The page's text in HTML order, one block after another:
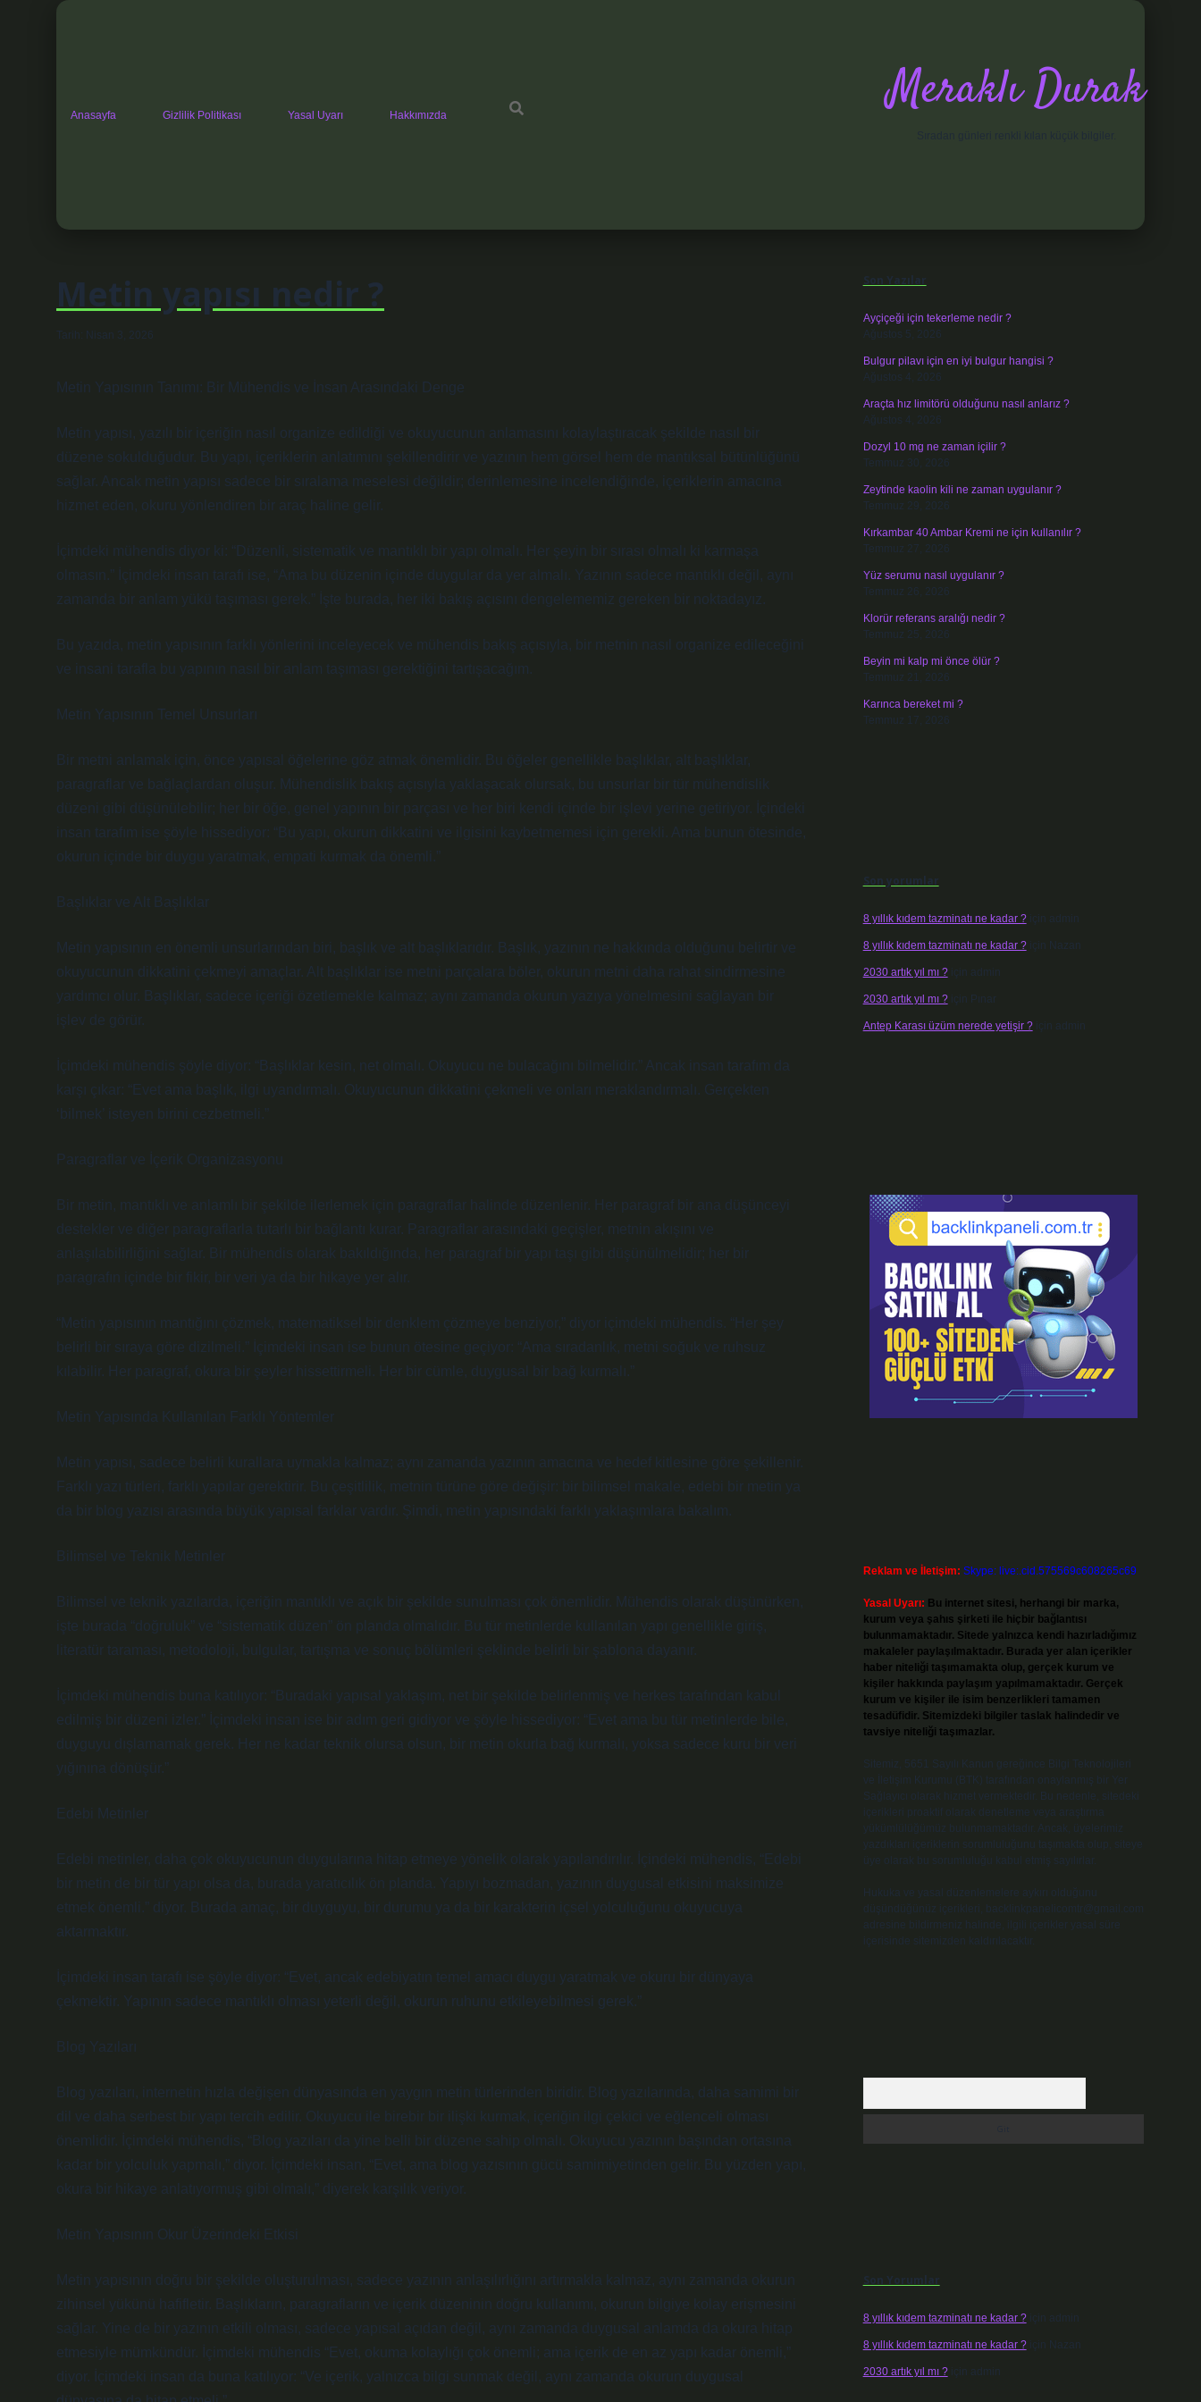
Anasayfa Gizlilik Politikası Yasal Uyarı Hakkımızda Meraklı Durak
Metin yapısı nedir ?
Tarih: Nisan 3, 2026
Metin Yapısının Tanımı: Bir Mühendis ve İnsan Arasındaki Denge
Metin yapısı, yazılı bir içeriğin nasıl organize edildiği ve okuyucunun anlamasını kolaylaştıracak şekilde nasıl bir
düzene sokulduğudur. Bu yapı, içeriklerin anlatımını şekillendirir ve yazının hem görsel hem de mantıksal bütünlüğünü
sağlar. Ancak metin yapısı sadece bir sıralama meselesi değildir; derinlemesine incelendiğinde, içeriklerin amacına
hizmet eden, okuru yönlendiren bir araç haline gelir.
İçimdeki mühendis diyor ki: “Düzenli, sistematik ve mantıklı bir yapı olmalı. Her şeyin bir sırası olmalı ki karmaşa
olmasın.” İçimdeki insan tarafı ise, “Ama bu düzenin içinde duygular da yer almalı. Yazının sadece mantıklı değil, aynı
zamanda bir anlam yükü taşıması gerek.” İşte burada, her iki bakış açısını dengelememiz gereken bir noktadayız.
Bu yazıda, metin yapısının farklı yönlerini inceleyecek ve mühendis bakış açısıyla, bir metnin nasıl organize edileceğini
ve insani tarafla bu yapının nasıl bir anlam taşıması gerektiğini tartışacağım.
Metin Yapısının Temel Unsurları
Bir metni anlamak için, önce yapısal öğelerine göz atmak önemlidir. Bu öğeler genellikle başlıklar, alt başlıklar,
paragraflar ve bağlaçlardan oluşur. Mühendislik bakış açısıyla yaklaşacak olursak, bu unsurlar bir tür mühendislik
düzeni gibi düşünülebilir; her bir öğe, genel yapının bir parçası ve her biri kendi içinde bir işlevi yerine getiriyor. İçindeki
insan tarafım ise şöyle hissediyor: “Bu yapı, okurun dikkatini ve ilgisini kaybetmemesi için gerekli. Ama bunun ötesinde,
okurun içinde bir duygu yaratmak, empati kurmak da önemli.”
Başlıklar ve Alt Başlıklar
Metin yapısının en önemli unsurlarından biri, başlık ve alt başlıklarıdır. Başlık, yazının ne hakkında olduğunu belirtir ve
okuyucunun dikkatini çekmeyi amaçlar. Alt başlıklar ise metni parçalara böler, okurun metni daha rahat sindirmesine
yardımcı olur. Başlıklar, sadece içeriği özetlemekle kalmaz; aynı zamanda okurun yazıya yönelmesini sağlayan bir
işlev de görür.
İçimdeki mühendis şöyle diyor: “Başlıklar kesin, net olmalı. Okuyucu ne bulacağını bilmelidir.” Ancak insan tarafım da
karşı çıkar: “Evet ama başlık, ilgi uyandırmalı. Okuyucunun dikkatini çekmeli ve onları meraklandırmalı. Gerçekten
‘bilmek’ isteyen birini cezbetmeli.”
Paragraflar ve İçerik Organizasyonu
Bir metin, mantıklı ve anlamlı bir şekilde ilerlemek için paragraflar halinde düzenlenir. Her paragraf bir ana düşünceyi
destekler ve diğer paragraflarla tutarlı bir bağlantı kurar. Paragraflar arasındaki geçişler, metnin akışını ve
anlaşılabilirliğini sağlar. Bir mühendis olarak bakıldığında, her paragraf bir yapı taşı gibi düşünülmelidir; her bir
paragrafın içinde bir fikir, bir veri ya da bir hikaye yer alır.
“Metin yapısının mantığını çözmek, matematiksel bir denklem çözmeye benziyor,” diyor içimdeki mühendis. “Her şey
belirli bir sıraya göre dizilmeli.” İçimdeki insan ise bunun ötesine geçiyor: “Ama sıradanlık, metni soğuk ve ruhsuz
kılabilir. Her paragraf, okura bir şeyler hissettirmeli. Her bir cümle, duygusal bir bağ kurmalı.”
Metin Yapısında Kullanılan Farklı Yöntemler
Metin yapısı, sadece belirli kurallara uymakla kalmaz; aynı zamanda yazının amacına ve hedef kitlesine göre şekillenir.
Farklı yazı türleri, farklı yapılar gerektirir. Bu çeşitlilik, metnin türüne göre değişir: bir bilimsel makale, edebi bir metin ya
da bir blog yazısı arasında büyük yapısal farklar vardır. Şimdi, metin yapısındaki farklı yaklaşımlara bakalım.
Bilimsel ve Teknik Metinler
Bilimsel ve teknik yazılarda, içeriğin mantıklı ve açık bir şekilde sunulması çok önemlidir. Mühendis olarak düşünürken,
işte burada “doğruluk” ve “sistematik düzen” ön planda olmalıdır. Bu tür metinlerde kullanılan yapı genellikle giriş,
literatür taraması, metodoloji, bulgular, tartışma ve sonuç bölümleri şeklinde belirli bir şablona dayanır.
İçimdeki mühendis buna katılıyor: “Buradaki yapısal yaklaşım, net bir şekilde belirlenmiş ve herkes tarafından kabul
edilmiş bir düzeni izler.” İçimdeki insan ise bir adım geri gidiyor ve şöyle hissediyor: “Evet ama bu tür metinlerde bile,
duyguyu dışlamamak gerek. Her ne kadar teknik olursa olsun, bir metin okurla bağ kurmalı, yoksa sadece kuru bir veri
yığınına dönüşür.”
Edebi Metinler
Edebi metinler, daha çok okuyucunun duygularına hitap etmeye yönelik olarak yapılandırılır. İçindeki mühendis, “Edebi
bir metin de bir tür yapı olsa da, burada yaratıcılık ön planda. Yapıyı bozmadan, yazının duygusal etkisini maksimize
etmek önemli.” diyor. Burada amaç, bir duyguyu, bir durumu ya da bir karakterin içsel yolculuğunu okuyucuya
aktarmaktır.
İçimdeki insan tarafı ise şöyle diyor: “Evet, ancak edebiyatın temel amacı duygu yaratmak ve okuru bir dünyaya
çekmektir. Yapının sadece mantıklı olması yeterli değil, okurun ruhunu etkileyebilmesi gerek.”
Blog Yazıları
Blog yazıları, internetin hızla değişen dünyasında en yaygın metin türlerinden biridir. Blog yazılarında, daha samimi bir
dil ve daha serbest bir yapı tercih edilir. Okuyucu ile birebir bir ilişki kurmak, içeriğin ilgi çekici ve eğlenceli olması
önemlidir. İçimdeki mühendis, “Blog yazıları da yine belli bir düzene sahip olmalı. Okuyucu yazının başından ortasına
kadar bir yolculuk yapmalı,” diyor. İçimdeki insan, “Evet, ama blog yazısının gücü samimiyetinden gelir. Bu yüzden yapı,
okura bir hikaye anlatıyormuş gibi olmalı,” diyerek karşılık veriyor.
Metin Yapısının Okur Üzerindeki Etkisi
Metin yapısının doğru bir şekilde oluşturulması, sadece yazının anlaşılırlığını artırmakla kalmaz, aynı zamanda okurun
zihinsel yükünü hafifletir. Başlıkların, paragrafların ve içerik düzeninin doğru kullanımı, okurun bilgiye kolay erişmesini
sağlar. Yine de bir yazının etkili olması, sadece yapısal açıdan değil, aynı zamanda duygusal anlamda da okura hitap
etmesiyle mümkündür. İçimdeki mühendis “Evet, okuma kolaylığı çok önemli; ama içerik de en az yapı kadar önemli,”
diyor. İçimdeki insan da buna katılıyor: “Ve içerik, yalnızca bilgi sunmak değil, aynı zamanda okurun duygusal
Son Yazılar
Ayçiçeği için tekerleme nedir ?
Ağustos 5, 2026
Bulgur pilavı için en iyi bulgur hangisi ?
Ağustos 4, 2026
Araçta hız limitörü olduğunu nasıl anlarız ?
Ağustos 4, 2026
Dozyl 10 mg ne zaman içilir ?
Temmuz 30, 2026
Zeytinde kaolin kili ne zaman uygulanır ?
Temmuz 29, 2026
Kırkambar 40 Ambar Kremi ne için kullanılır ?
Temmuz 27, 2026
Yüz serumu nasıl uygulanır ?
Temmuz 26, 2026
Klorür referans aralığı nedir ?
Temmuz 25, 2026
Beyin mi kalp mi önce ölür ?
Temmuz 21, 2026
Karınca bereket mi ?
Temmuz 17, 2026
Son yorumlar
8 yıllık kıdem tazminatı ne kadar ?için admin
8 yıllık kıdem tazminatı ne kadar ?için Nazan
2030 artık yıl mı ?için admin
2030 artık yıl mı ?için Pınar
Antep Karası üzüm nerede yetişir ?için admin
Reklam ve İletişim: Skype: live:.cid.575569c608265c69
Yasal Uyarı: Bu internet sitesi, herhangi bir marka,
kurum veya şahıs şirketi ile hiçbir bağlantısı
bulunmamaktadır. Sitede yalnızca kendi hazırladığımız
makaleler paylaşılmaktadır. Burada yer alan içerikler
haber niteliği taşımamakta olup, gerçek kurum ve
kişiler hakkında paylaşım yapılmamaktadır. Gerçek
kurum ve kişiler ile isim benzerlikleri tamamen
tesadüfidir. Sitemizdeki bilgiler taslak halindedir ve
tavsiye niteliği taşımazlar.
Sitemiz, 5651 Sayılı Kanun gereğince Bilgi Teknolojileri
ve İletişim Kurumu (BTK) tarafından onaylanmış bir Yer
Sağlayıcı olarak hizmet vermektedir. Bu nedenle, sitedeki
içerikleri proaktif olarak denetleme veya araştırma
yükümlülüğümüz bulunmamaktadır. Ancak, üyelerimiz
yazdıkları içeriklerin sorumluluğunu taşımakta olup, siteye
üye olarak bu sorumluluğu kabul etmiş sayılırlar.
Hukuka ve yasal düzenlemelere aykırı olduğunu
düşündüğünüz içerikleri,
backlinkpanelicomtr@gmail.com
adresine bildirmeniz halinde, ilgili içerikler yasal süre
içerisinde sitemizden kaldırılacaktır.
Son Yorumlar
8 yıllık kıdem tazminatı ne kadar ?için admin
8 yıllık kıdem tazminatı ne kadar ?için Nazan
2030 artık yıl mı ?için admin